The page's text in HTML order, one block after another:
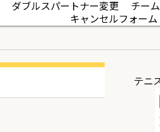
ダブルスパートナー変更
チー
キャンセルフォーム
テニ